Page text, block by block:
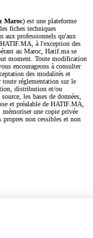
Maroc) est une plateforme
fiches techniques
aux professionnels qu'aux
à l'exception des
au Maroc, Hatif.ma se
moment. Toute modification
encourageons à consulter
des modalités et
réglementation sur le
distribution et/ou
les bases de données,
et préalable de HATIF.MA,
une copie privée
propres non cessibles et non